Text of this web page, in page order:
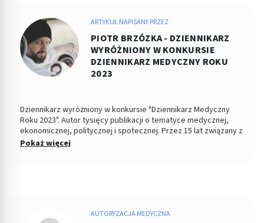
ARTYKUŁ NAPISANY PRZEZ
PIOTR BRZÓZKA - DZIENNIKARZ
WYRÓŻNIONY W KONKURSIE
DZIENNIKARZ MEDYCZNY ROKU
2023
Dziennikarz wyróżniony w konkursie "Dziennikarz Medyczny
Roku 2023". Autor tysięcy publikacji o tematyce medycznej,
ekonomicznej, politycznej i społecznej. Przez 15 lat związany z
Dziennikiem Łódzkim i Polska TheTimes. Z wykształcenia
Pokaż więcej
AUTORYZACJA MEDYCZNA